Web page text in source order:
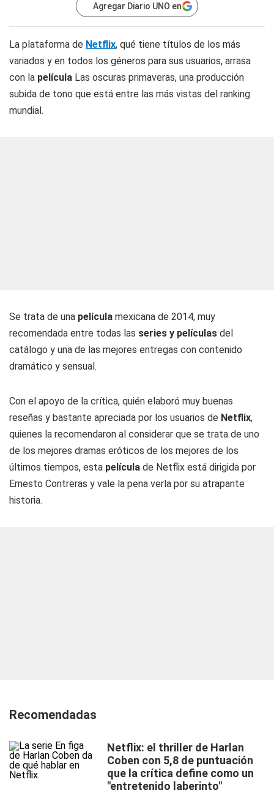
Agregar Diario UNO en
La plataforma de Netflix, qué tiene títulos de los más
variados y en todos los géneros para sus usuarios, arrasa
con la película Las oscuras primaveras, una producción
subida de tono que está entre las más vistas del ranking
mundial.
Se trata de una película mexicana de 2014, muy
recomendada entre todas las series y películas del
catálogo y una de las mejores entregas con contenido
dramático y sensual.
Con el apoyo de la crítica, quién elaboró muy buenas
reseñas y bastante apreciada por los usuarios de Netflix,
quienes la recomendaron al considerar que se trata de uno
de los mejores dramas eróticos de los mejores de los
últimos tiempos, esta película de Netflix está dirigida por
Ernesto Contreras y vale la pena verla por su atrapante
historia.
Recomendadas
Netflix: el thriller de Harlan
Coben con 5,8 de puntuación
que la crítica define como un
"entretenido laberinto"